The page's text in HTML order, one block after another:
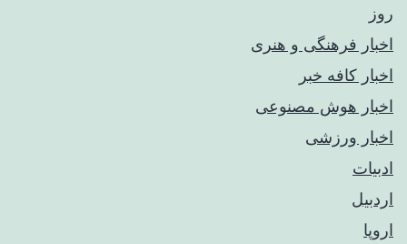
روز
اخبار فرهنگی و هنری
اخبار کافه خبر
اخبار هوش مصنوعی
اخبار ورزشی
ادبیات
اردبیل
اروپا